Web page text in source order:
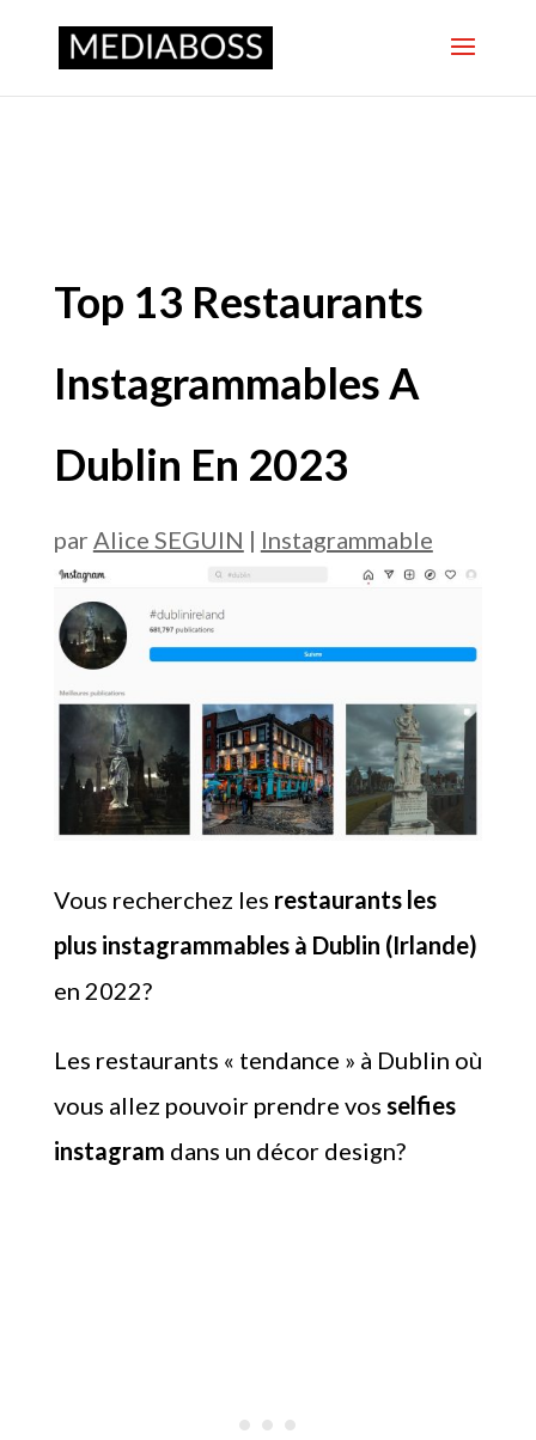
Top 13 Restaurants
Instagrammables A
Dublin En 2023
par Alice SEGUIN | Instagrammable
Vous recherchez les restaurants les
plus instagrammables à Dublin (Irlande)
en 2022?
Les restaurants « tendance » à Dublin où
vous allez pouvoir prendre vos selfies
instagram dans un décor design?